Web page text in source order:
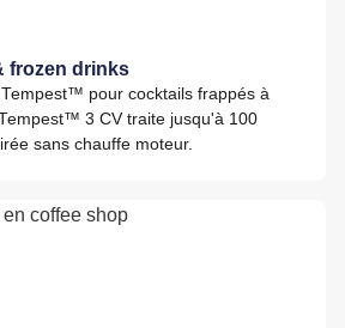
frozen drinks
pour cocktails frappés à
3 CV traite jusqu'à 100
sans chauffe moteur.